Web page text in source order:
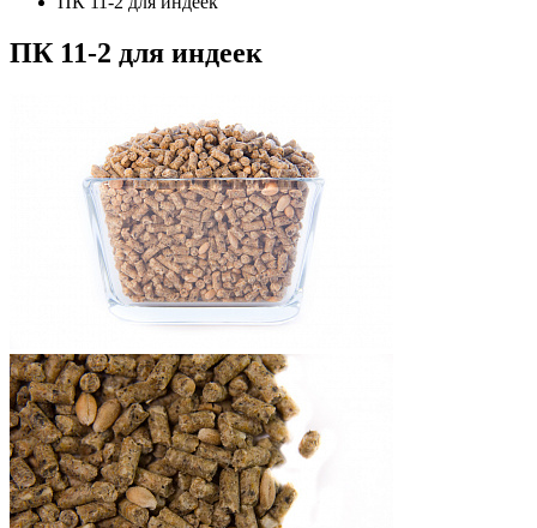
ПК 11-2 для индеек